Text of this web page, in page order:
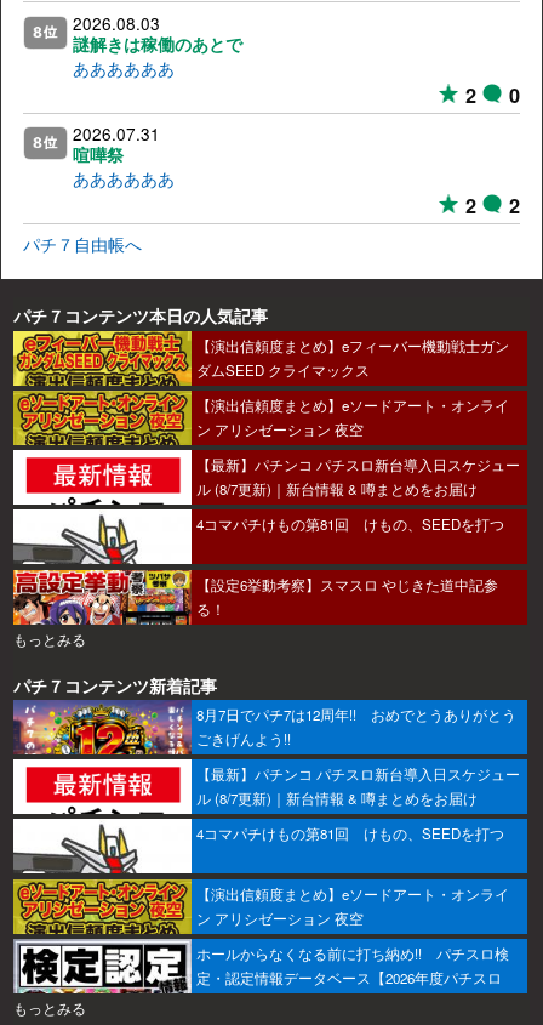
2026.08.03
謎解きは稼働のあとで
ああああああ
2 0
2026.07.31
喧嘩祭
ああああああ
2 2
パチ７自由帳へ
パチ７コンテンツ本日の人気記事
【演出信頼度まとめ】eフィーバー機動戦士ガン
ダムSEED クライマックス
【演出信頼度まとめ】eソードアート・オンライ
ン アリシゼーション 夜空
【最新】パチンコ パチスロ新台導入日スケジュー
ル (8/7更新)｜新台情報 & 噂まとめをお届け
4コマパチけもの第81回 けもの、SEEDを打つ
【設定6挙動考察】スマスロ やじきた道中記参
る！
もっとみる
パチ７コンテンツ新着記事
8月7日でパチ7は12周年!! おめでとうありがとう
ごきげんよう!!
【最新】パチンコ パチスロ新台導入日スケジュー
ル (8/7更新)｜新台情報 & 噂まとめをお届け
4コマパチけもの第81回 けもの、SEEDを打つ
【演出信頼度まとめ】eソードアート・オンライ
ン アリシゼーション 夜空
ホールからなくなる前に打ち納め!! パチスロ検
定・認定情報データベース【2026年度パチスロ
もっとみる